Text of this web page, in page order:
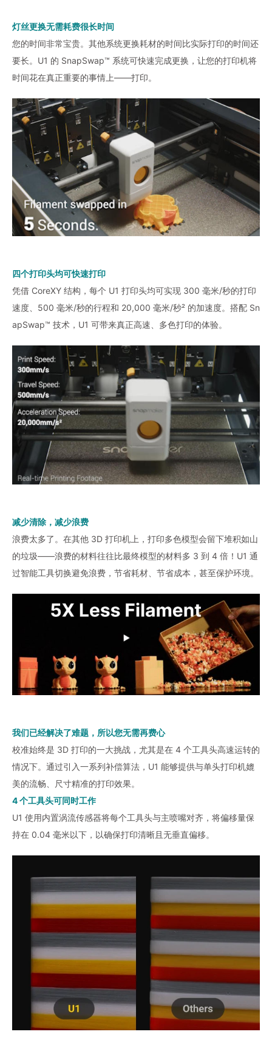
灯丝更换无需耗费很长时间
您的时间非常宝贵。其他系统更换耗材的时间比实际打印的时间还
要长。U1 的 SnapSwap™ 系统可快速完成更换，让您的打印机将
时间花在真正重要的事情上——打印。
四个打印头均可快速打印
凭借 CoreXY 结构，每个 U1 打印头均可实现 300 毫米/秒的打印
速度、500 毫米/秒的行程和 20,000 毫米/秒² 的加速度。搭配 Sn
apSwap™ 技术，U1 可带来真正高速、多色打印的体验。
减少清除，减少浪费
浪费太多了。在其他 3D 打印机上，打印多色模型会留下堆积如山
的垃圾——浪费的材料往往比最终模型的材料多 3 到 4 倍！U1 通
过智能工具切换避免浪费，节省耗材、节省成本，甚至保护环境。
我们已经解决了难题，所以您无需再费心
校准始终是 3D 打印的一大挑战，尤其是在 4 个工具头高速运转的
情况下。通过引入一系列补偿算法，U1 能够提供与单头打印机媲
美的流畅、尺寸精准的打印效果。
4 个工具头可同时工作
U1 使用内置涡流传感器将每个工具头与主喷嘴对齐，将偏移量保
持在 0.04 毫米以下，以确保打印清晰且无垂直偏移。